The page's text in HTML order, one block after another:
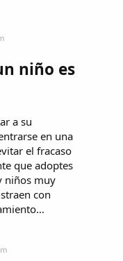
niño es
a su
en una
el fracaso
que adoptes
niños muy
con